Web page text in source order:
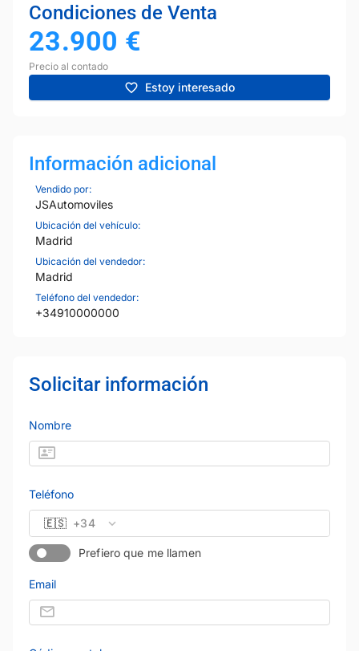
Condiciones de Venta
23.900 €
Precio al contado
Estoy interesado
Información adicional
Vendido por:
JSAutomoviles
Ubicación del vehículo:
Madrid
Ubicación del vendedor:
Madrid
Teléfono del vendedor:
+34910000000
Solicitar información
Nombre
Teléfono
🇪🇸 +34
Prefiero que me llamen
Email